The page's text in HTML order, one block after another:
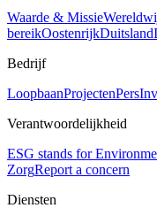
Waarde & Missie
bereikOostenrijkDuitsland
Bedrijf
LoopbaanProjectenPers
Verantwoordelijkheid
ESG stands for
ZorgReport a concern
Diensten